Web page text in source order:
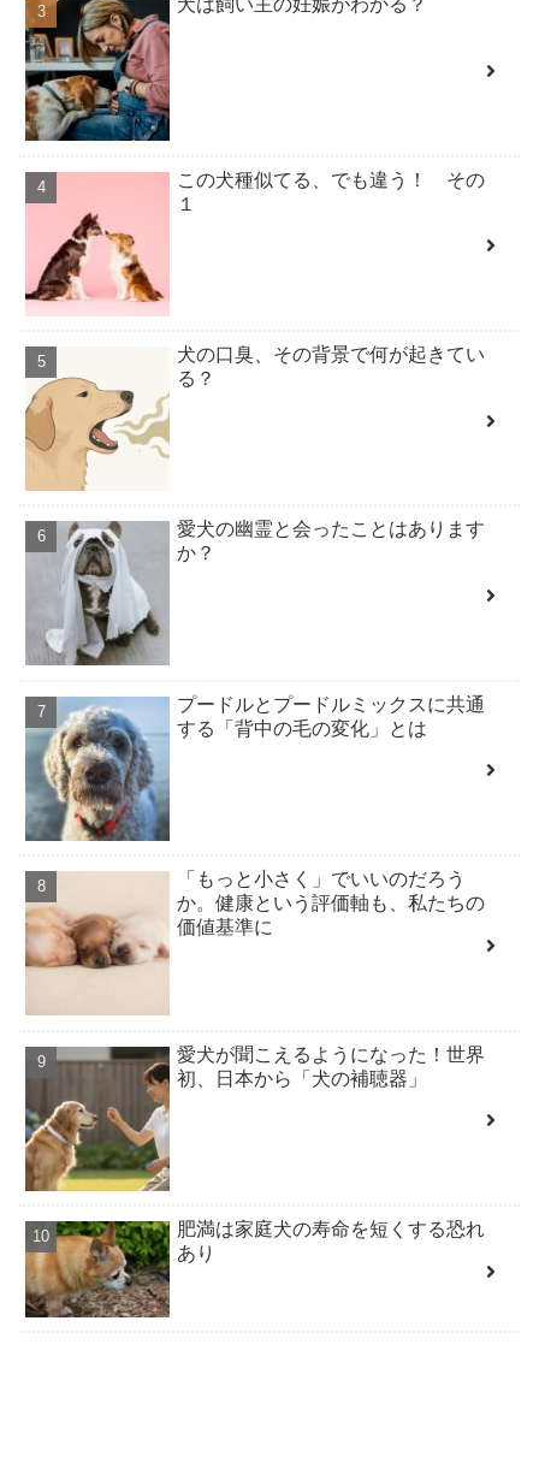
犬は飼い主の妊娠がわかる？
この犬種似てる、でも違う！ その
１
犬の口臭、その背景で何が起きてい
る？
愛犬の幽霊と会ったことはあります
か？
プードルとプードルミックスに共通
する「背中の毛の変化」とは
「もっと小さく」でいいのだろう
か。健康という評価軸も、私たちの
価値基準に
愛犬が聞こえるようになった！世界
初、日本から「犬の補聴器」
肥満は家庭犬の寿命を短くする恐れ
あり